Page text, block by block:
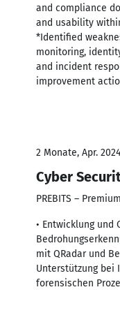
and compliance
and usability
*Identified
monitoring,
and incident
improvement
2 Monate, Apr.
Cyber
PREBITS –
• Entwicklung und
mit QRadar und
Unterstützung bei
forensischen